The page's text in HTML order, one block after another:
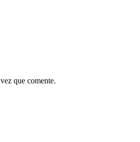
que comente.